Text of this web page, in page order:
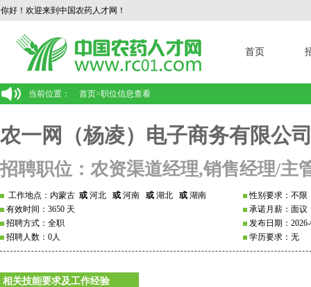
你好！欢迎来到中国农药人才网！
首页
当前位置： 首页>职位信息查看
农一网（杨凌）电子商务有限公
招聘职位：农资渠道经理,销售经理/主
工作地点：内蒙古 或 河北 或 河南 或 湖北 或 湖南
有效时间：3650 天
招聘方式：全职
招聘人数：0人
性别要求：不限
承诺月薪：面议
发布日期：
学历要求：无
相关技能要求及工作经验